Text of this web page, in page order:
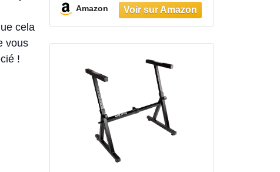
cela
vous
!
Amazon